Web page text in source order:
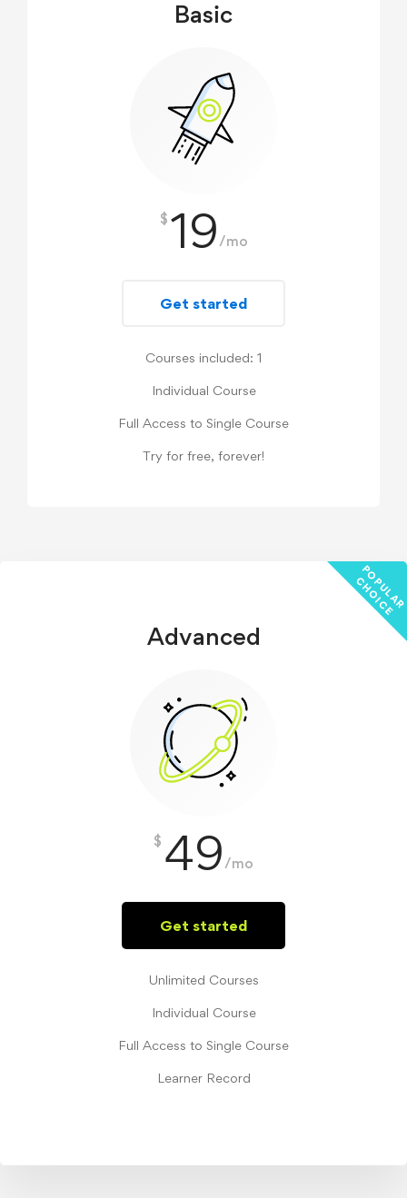
Basic
$ 19/mo
Get started
Courses included: 1
Individual Course
Full Access to Single Course
Try for free, forever!
P
C
E
Advanced
$ 49/mo
Get started
Unlimited Courses
Individual Course
Full Access to Single Course
Learner Record